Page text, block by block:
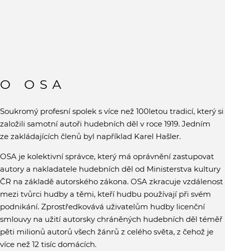
O OSA
Soukromý profesní spolek s více než 100letou tradicí, který si
založili samotní autoři hudebních děl v roce 1919. Jedním
ze zakládajících členů byl například Karel Hašler.
OSA je kolektivní správce, který má oprávnění zastupovat
autory a nakladatele hudebních děl od Ministerstva kultury
ČR na základě autorského zákona. OSA zkracuje vzdálenost
mezi tvůrci hudby a těmi, kteří hudbu používají při svém
podnikání. Zprostředkovává uživatelům hudby licenční
smlouvy na užití autorsky chráněných hudebních děl téměř
pěti milionů autorů všech žánrů z celého světa, z čehož je
více než 12 tisíc domácích.